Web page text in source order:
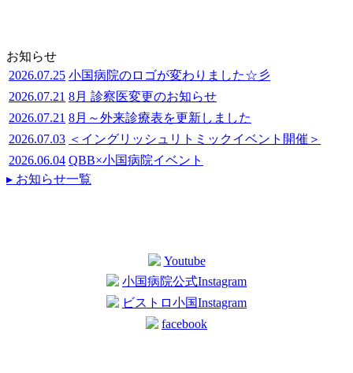
お知らせ
2026.07.25 小国病院のロゴが変わりました☆彡
2026.07.21 8月 診察医変更のお知らせ
2026.07.21 8月～外来診療表を更新しました
2026.07.03 ＜イングリッシュリトミックイベント開催＞
2026.06.04 QBB×小国病院イベント
▸ お知らせ一覧
Youtube
小国病院公式Instagram
ビストロ小国Instagram
facebook